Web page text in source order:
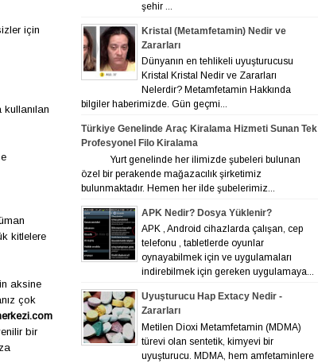
için
man
k kitlelere
aksine
çok
bir
şehir ...
Kristal (Metamfetamin) Nedir ve
Zararları
Dünyanın en tehlikeli uyuşturucusu
Kristal Kristal Nedir ve Zararları
Nelerdir? Metamfetamin Hakkında
bilgiler haberimizde. Gün geçmi...
Türkiye Genelinde Araç Kiralama Hizmeti Sunan Tek
Profesyonel Filo Kiralama
Yurt genelinde her ilimizde şubeleri bulunan
özel bir perakende mağazacılık şirketimiz
bulunmaktadır. Hemen her ilde şubelerimiz...
APK Nedir? Dosya Yüklenir?
APK , Android cihazlarda çalışan, cep
telefonu , tabletlerde oyunlar
oynayabilmek için ve uygulamaları
indirebilmek için gereken uygulamaya...
Uyuşturucu Hap Extacy Nedir -
Zararları
Metilen Dioxi Metamfetamin (MDMA)
türevi olan sentetik, kimyevi bir
uyuşturucu. MDMA, hem amfetaminlere